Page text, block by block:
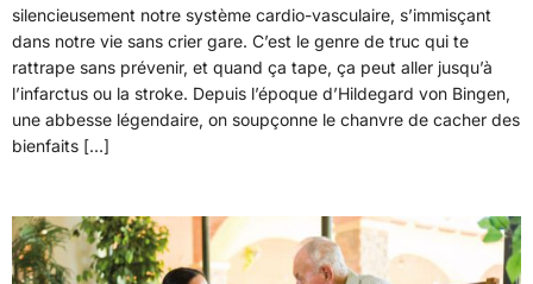
silencieusement notre système cardio-vasculaire, s’immisçant
dans notre vie sans crier gare. C’est le genre de truc qui te
rattrape sans prévenir, et quand ça tape, ça peut aller jusqu’à
l’infarctus ou la stroke. Depuis l’époque d’Hildegard von Bingen,
une abbesse légendaire, on soupçonne le chanvre de cacher des
bienfaits […]